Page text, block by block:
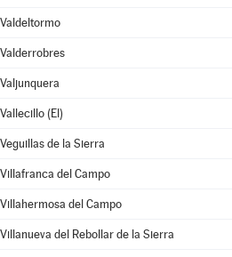
Valdeltormo
Valderrobres
Valjunquera
Vallecillo (El)
Veguillas de la Sierra
Villafranca del Campo
Villahermosa del Campo
Villanueva del Rebollar de la Sierra